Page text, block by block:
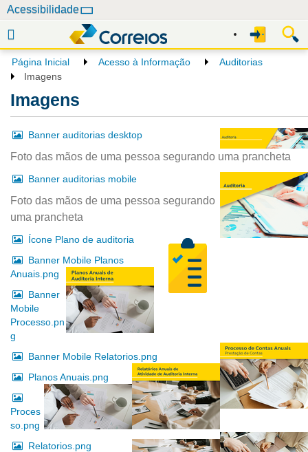
Acessibilidade
Página Inicial Acesso à Informação
Auditorias
Imagens
Imagens
Banner auditorias desktop
Foto das mãos de uma pessoa segurando uma prancheta
Banner auditorias mobile
Foto das mãos de uma pessoa segurando
uma prancheta
Ícone Plano de auditoria
Banner Mobile Planos
Anuais.png
Banner
Mobile
Processo.pn
g
Banner Mobile Relatorios.png
Planos Anuais.png
Proces
so.png
Relatorios.png